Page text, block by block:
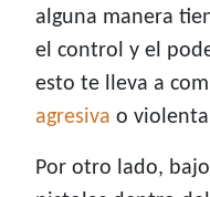
alguna manera
el control y el
esto te lleva a
agresiva o
Por otro lado,